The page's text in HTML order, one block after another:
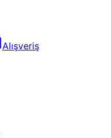
Alışveriş